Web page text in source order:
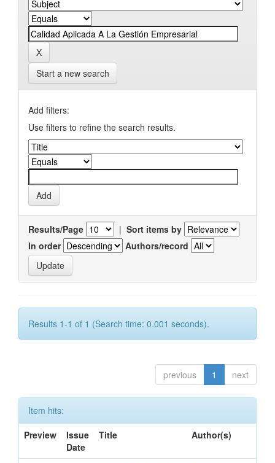
Start a new search
Add filters:
Use filters to refine the search results.
Results/Page | Sort items by
In order
Authors/record
Results 1-1 of 1 (Search time: 0.001 seconds).
previous 1 next
Item hits:
Preview
Issue
Date
Title Author(s)